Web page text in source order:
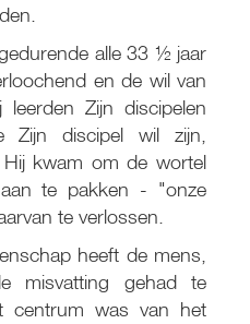
alle 33 ½ jaar
en de wil van
Zijn discipelen
Zijn discipel wil zijn,
kwam om de wortel
te pakken - "onze
te verlossen.
heeft de mens,
misvatting gehad te
centrum was van het